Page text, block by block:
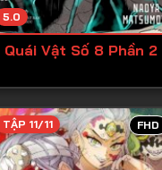
5.0
Quái Vật Số 8 Phần 2
FHD
TẬP 11/11